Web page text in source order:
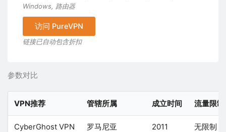
Windows, 路由器
访问 PureVPN
链接已自动包含折扣
参数对比
VPN推荐 管辖所属 成立时间 流量限制
CyberGhost VPN 罗马尼亚 2011 无限制